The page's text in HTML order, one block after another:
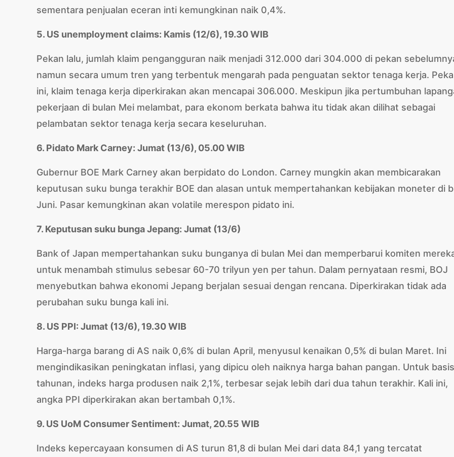
sementara penjualan eceran inti kemungkinan naik 0,4%.
5. US unemployment claims: Kamis (12/6), 19.30 WIB
Pekan lalu, jumlah klaim pengangguran naik menjadi 312.000 dari 304.000 di pekan
namun secara umum tren yang terbentuk mengarah pada penguatan sektor tenaga kerja.
ini, klaim tenaga kerja diperkirakan akan mencapai 306.000. Meskipun jika pertumbuhan
pekerjaan di bulan Mei melambat, para ekonom berkata bahwa itu tidak akan dilihat sebagai
pelambatan sektor tenaga kerja secara keseluruhan.
6. Pidato Mark Carney: Jumat (13/6), 05.00 WIB
Gubernur BOE Mark Carney akan berpidato do London. Carney mungkin akan membicarakan
keputusan suku bunga terakhir BOE dan alasan untuk mempertahankan kebijakan moneter di
Juni. Pasar kemungkinan akan volatile merespon pidato ini.
7. Keputusan suku bunga Jepang: Jumat (13/6)
Bank of Japan mempertahankan suku bunganya di bulan Mei dan memperbarui komiten
untuk menambah stimulus sebesar 60-70 trilyun yen per tahun. Dalam pernyataan resmi, BOJ
menyebutkan bahwa ekonomi Jepang berjalan sesuai dengan rencana. Diperkirakan tidak ada
perubahan suku bunga kali ini.
8. US PPI: Jumat (13/6), 19.30 WIB
Harga-harga barang di AS naik 0,6% di bulan April, menyusul kenaikan 0,5% di bulan Maret. Ini
mengindikasikan peningkatan inflasi, yang dipicu oleh naiknya harga bahan pangan. Untuk basis
tahunan, indeks harga produsen naik 2,1%, terbesar sejak lebih dari dua tahun terakhir. Kali ini,
angka PPI diperkirakan akan bertambah 0,1%.
9. US UoM Consumer Sentiment: Jumat, 20.55 WIB
Indeks kepercayaan konsumen di AS turun 81,8 di bulan Mei dari data 84,1 yang tercatat